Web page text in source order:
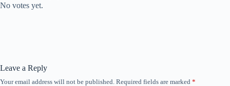
No votes yet.
Leave a Reply
Your email address will not be published. Required fields are marked *